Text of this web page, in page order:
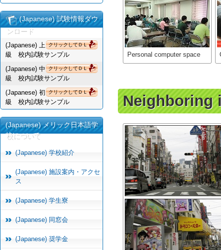
(Japanese) 試験情報ダウ
ンロード
クリックしてＤＬ
(Japanese) 上
級 校内試験サンプル
クリックしてＤＬ
(Japanese) 中
級 校内試験サンプル
クリックしてＤＬ
(Japanese) 初
級 校内試験サンプル
(Japanese) メリック日本語学
校について
(Japanese) 学校紹介
(Japanese) 施設案内・アクセ
ス
(Japanese) 学生寮
(Japanese) 同窓会
(Japanese) 奨学金
Personal computer space
Neighboring